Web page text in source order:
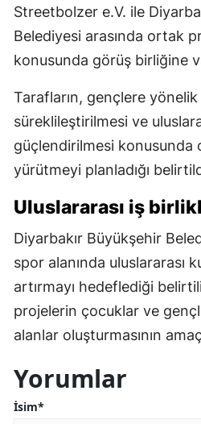
Streetbolzer e.V. ile
Belediyesi arasında ortak
konusunda görüş birliğine
Tarafların, gençlere yönelik
süreklileştirilmesi ve
güçlendirilmesi konusunda
yürütmeyi planladığı
Uluslararası iş
Diyarbakır Büyükşehir
spor alanında uluslararası
artırmayı hedeflediği
projelerin çocuklar ve
alanlar oluşturmasının
Yorumlar
İsim*